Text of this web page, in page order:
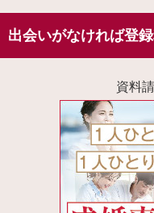
出会いがなければ登
資料